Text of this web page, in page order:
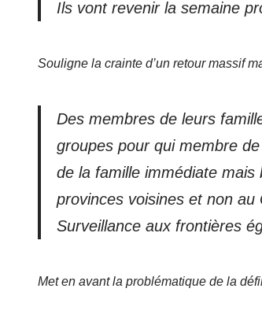
Ils vont revenir la semaine
Souligne la crainte d’un retour massif
Des membres de leurs
groupes pour qui membre
de la famille immédiate
provinces voisines et non
Surveillance aux frontières
Met en avant la problématique de la